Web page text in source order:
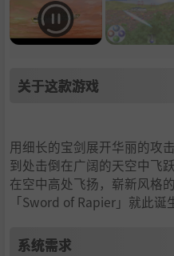
关于这款游戏
用细长的宝剑展开华丽的攻击
到处击倒在广阔的天空中飞跃
在空中高处飞扬，崭新风格的
「Sword of Rapier」就此诞
系统需求